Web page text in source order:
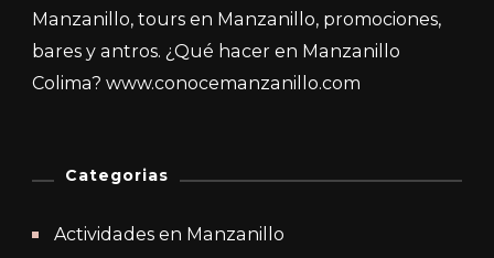
Manzanillo, tours en Manzanillo, promociones,
bares y antros. ¿Qué hacer en Manzanillo
Colima? www.conocemanzanillo.com
Categorias
Actividades en Manzanillo